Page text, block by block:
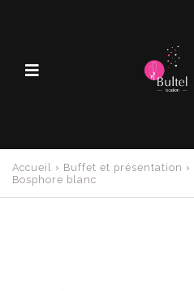
Accueil › Buffet et présentation ›
Bosphore blanc